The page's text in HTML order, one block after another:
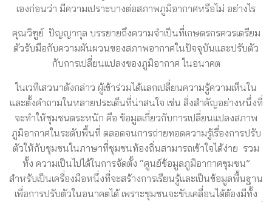
เองก่อนว่า มีความเปราะบางต่อสภาพภูมิอากาศหรือไม่ อย่างไร
คุณวิฑูย์ ปัญญากุล บรรยายถึงความจำเป็นที่เกษตรกรควรเตรียม
ตัวรับมือกับความผันผวนของสภาพอากาศในปัจจุบันและปรับตัว
กับการเปลี่ยนแปลงของภูมิอากาศ ในอนาคต
ในเวทีเสวนาดังกล่าว ผู้เข้าร่วมได้แลกเปลี่ยนความรู้ความเห็นใน
และตั้งคำถามในหลายประเด็นที่น่าสนใจ เช่น สิ่งสำคัญอย่างหนึ่งที่
จะทำให้ชุมชนตระหนัก คือ ข้อมูลเกี่ยวกับการเปลี่ยนแปลงสภาพ
ภูมิอากาศในระดับพื้นที่ ตลอดจนการถ่ายทอดความรู้เรื่องการปรับ
ตัวให้กับชุมชนในภาษาที่ชุมชนท้องถิ่นสามารถเข้าใจได้ง่าย รวม
ทั้ง ความเป็นไปได้ในการจัดตั้ง “ศูนย์ข้อมูลภูมิอากาศชุมชน”
สำหรับเป็นเครื่องมือหนึ่งที่จะสร้างการเรียนรู้และเป็นข้อมูลพื้นฐาน
เพื่อการปรับตัวในอนาคตได้ เพราะชุมชนจะขับเคลื่อนได้ต้องมีทั้ง